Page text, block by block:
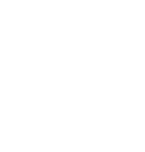
. Puedes ponerte en
en las
Puedes ponerte en contacto